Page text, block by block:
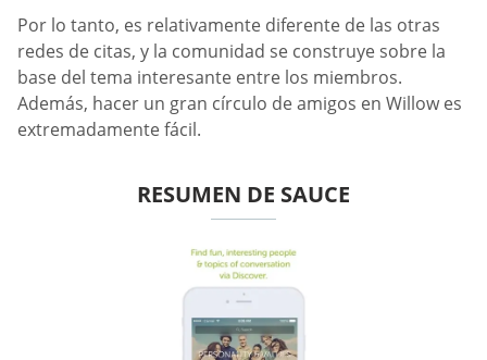
Por lo tanto, es relativamente diferente de las otras
redes de citas, y la comunidad se construye sobre la
base del tema interesante entre los miembros.
Además, hacer un gran círculo de amigos en Willow es
extremadamente fácil.
RESUMEN DE SAUCE